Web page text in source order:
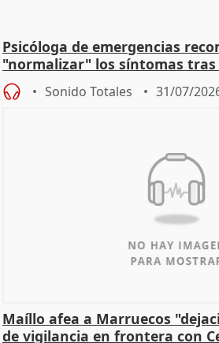
Psicóloga de emergencias
"normalizar" los síntomas
Sonido Totales 31/07/
Maíllo afea a Marruecos
de vigilancia en frontera con